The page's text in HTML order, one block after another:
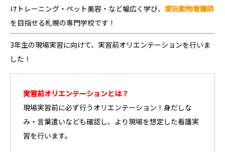
けトレーニング・ペット美容・など幅広く学び、 愛玩動物看護師
を目指せる札幌の専門学校です！
3年生の現場実習に向けて、実習前オリエンテーションを行いま
した！
実習前オリエンテーションとは？
現場実習前に必ず行うオリエンテーション！身だしな
み・言葉遣いなども確認し、より現場を想定した看護実
習を行います。